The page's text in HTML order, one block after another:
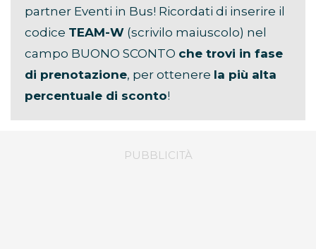
partner Eventi in Bus! Ricordati di inserire il
codice TEAM-W (scrivilo maiuscolo) nel
campo BUONO SCONTO che trovi in fase
di prenotazione, per ottenere la più alta
percentuale di sconto!